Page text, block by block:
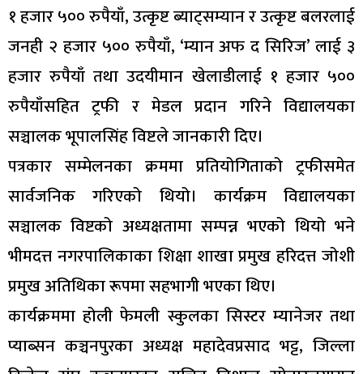
१ हजार ५०० रुपैयाँ, उत्कृष्ट ब्याट्सम्यान र उत्कृष्ट बलरलाई
जनही २ हजार ५०० रुपैयाँ, ‘म्यान अफ द सिरिज’ लाई ३
हजार रुपैयाँ तथा उदयीमान खेलाडीलाई १ हजार ५००
रुपैयाँसहित ट्रफी र मेडल प्रदान गरिने विद्यालयका
सञ्चालक भूपालसिंह विष्टले जानकारी दिए।
पत्रकार सम्मेलनका क्रममा प्रतियोगिताको ट्रफीसमेत
सार्वजनिक गरिएको थियो। कार्यक्रम विद्यालयका
सञ्चालक विष्टको अध्यक्षतामा सम्पन्न भएको थियो भने
भीमदत्त नगरपालिकाका शिक्षा शाखा प्रमुख हरिदत्त जोशी
प्रमुख अतिथिका रूपमा सहभागी भएका थिए।
कार्यक्रममा होली फेमली स्कुलका सिस्टर म्यानेजर तथा
प्याब्सन कञ्चनपुरका अध्यक्ष महादेवप्रसाद भट्ट, जिल्ला